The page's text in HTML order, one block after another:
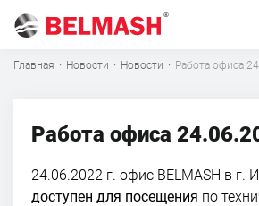
Главная · Новости · Новости · Работа офиса
Работа офиса
24.06.2022 г. офис BELMASH в г.
доступен для посещения по